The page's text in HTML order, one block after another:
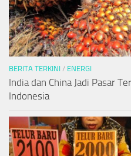
BERITA TERKINI / ENERGI
India dan China Jadi Pasar
Indonesia